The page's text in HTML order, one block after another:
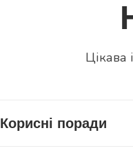
Цікава
Корисні поради